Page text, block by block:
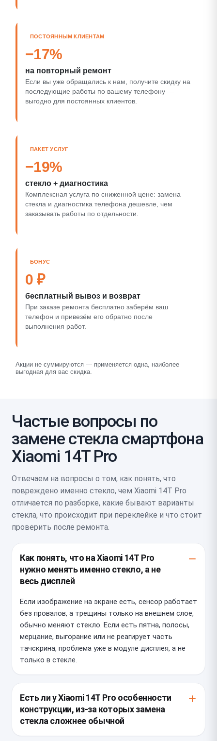
ПОСТОЯННЫМ КЛИЕНТАМ
−17%
на повторный ремонт
Если вы уже обращались к нам, получите скидку на
последующие работы по вашему телефону —
выгодно для постоянных клиентов.
ПАКЕТ УСЛУГ
−19%
стекло + диагностика
Комплексная услуга по сниженной цене: замена
стекла и диагностика телефона дешевле, чем
заказывать работы по отдельности.
БОНУС
0 ₽
бесплатный вывоз и возврат
При заказе ремонта бесплатно заберём ваш
телефон и привезём его обратно после
выполнения работ.
Акции не суммируются — применяется одна, наиболее
выгодная для вас скидка.
Частые вопросы по
замене стекла смартфона
Xiaomi 14T Pro
Отвечаем на вопросы о том, как понять, что
повреждено именно стекло, чем Xiaomi 14T Pro
отличается по разборке, какие бывают варианты
стекла, что происходит при переклейке и что стоит
проверить после ремонта.
Как понять, что на Xiaomi 14T Pro
нужно менять именно стекло, а не
весь дисплей
Если изображение на экране есть, сенсор работает
без провалов, а трещины только на внешнем слое,
обычно меняют стекло. Если есть пятна, полосы,
мерцание, выгорание или не реагирует часть
тачскрина, проблема уже в модуле дисплея, а не
только в стекле.
Есть ли у Xiaomi 14T Pro особенности
конструкции, из-за которых замена
стекла сложнее обычной